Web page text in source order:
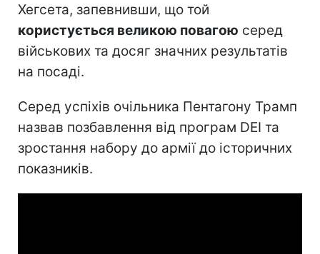
Хегсета, запевнивши, що той
користується великою повагою серед
військових та досяг значних результатів
на посаді.
Серед успіхів очільника Пентагону Трамп
назвав позбавлення від програм DEI та
зростання набору до армії до історичних
показників.